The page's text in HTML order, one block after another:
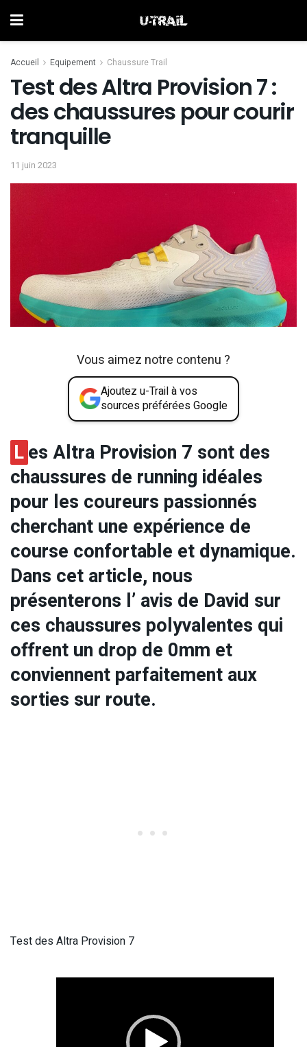
Accueil Equipement Chaussure Trail
Test des Altra Provision 7 :
des chaussures pour courir
tranquille
11 juin 2023
Vous aimez notre contenu ?
Ajoutez u-Trail à vos
sources préférées Google
Les Altra Provision 7 sont des
chaussures de running idéales
pour les coureurs passionnés
cherchant une expérience de
course confortable et dynamique.
Dans cet article, nous
présenterons l’ avis de David sur
ces chaussures polyvalentes qui
offrent un drop de 0mm et
conviennent parfaitement aux
sorties sur route.
Test des Altra Provision 7